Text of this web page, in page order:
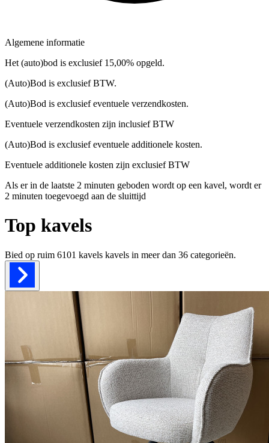
Algemene informatie
Het (auto)bod is exclusief 15,00% opgeld.
(Auto)Bod is exclusief BTW.
(Auto)Bod is exclusief eventuele verzendkosten.
Eventuele verzendkosten zijn inclusief BTW
(Auto)Bod is exclusief eventuele additionele kosten.
Eventuele additionele kosten zijn exclusief BTW
Als er in de laatste 2 minuten geboden wordt op een kavel, wordt er
2 minuten toegevoegd aan de sluittijd
Top kavels
Bied op ruim 6101 kavels kavels in meer dan 36 categorieën.